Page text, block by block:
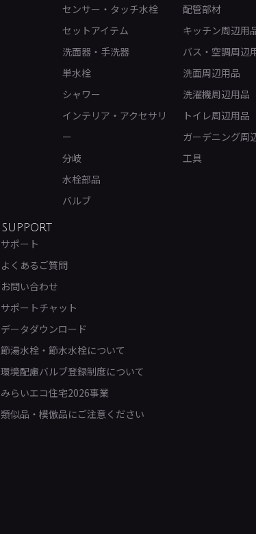
センサー・タッチ水栓
セットアイテム
洗面器・手洗器
単水栓
シャワー
インテリア・アクセサリ
ー
分岐
水栓部品
バルブ
配管部材
キッチン周辺用
バス・空調周辺
洗面周辺用品
洗濯機周辺用品
トイレ周辺用品
ガーデニング周
工具
SUPPORT
サポート
よくあるご質問
お問い合わせ
サポートチャット
データダウンロード
節湯水栓・節水水栓について
環境配慮バルブ登録制度について
みらいエコ住宅2026事業
類似品・模倣品にご注意ください